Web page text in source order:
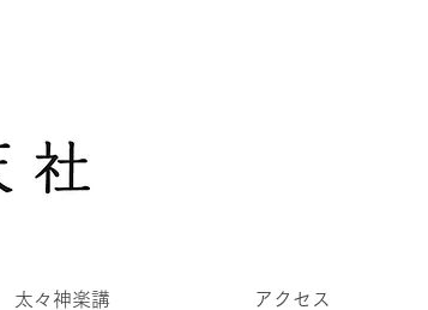
太々神楽講 アクセス